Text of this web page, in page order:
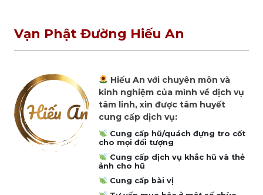
Vạn Phật Đường Hiếu An
Hiếu An với chuyên môn và
kinh nghiệm của mình về dịch vụ
tâm linh, xin được tâm huyết
cung cấp dịch vụ:
Cung cấp hũ/quách đựng tro cốt
cho mọi đối tượng
Cung cấp dịch vụ khắc hũ và thẻ
ảnh cho hũ
Cung cấp bài vị